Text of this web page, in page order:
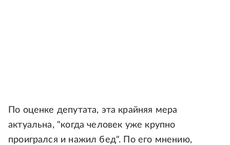
По оценке депутата, эта крайняя мера
актуальна, "когда человек уже крупно
проигрался и нажил бед". По его мнению,